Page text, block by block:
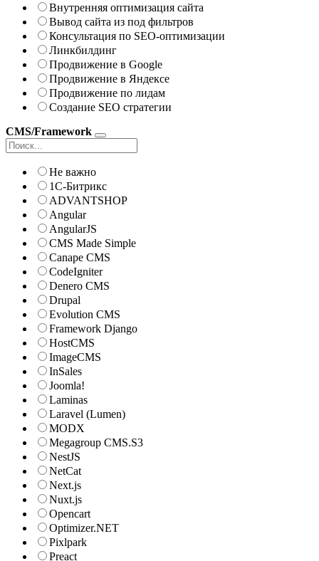
Внутренняя оптимизация сайта
Вывод сайта из под фильтров
Консультация по SEO-оптимизации
Линкбилдинг
Продвижение в Google
Продвижение в Яндексе
Продвижение по лидам
Создание SEO стратегии
CMS/Framework
Не важно
1С-Битрикс
ADVANTSHOP
Angular
AngularJS
CMS Made Simple
Canape CMS
CodeIgniter
Denero CMS
Drupal
Evolution CMS
Framework Django
HostCMS
ImageCMS
InSales
Joomla!
Laminas
Laravel (Lumen)
MODX
Megagroup CMS.S3
NestJS
NetCat
Next.js
Nuxt.js
Opencart
Optimizer.NET
Pixlpark
Preact